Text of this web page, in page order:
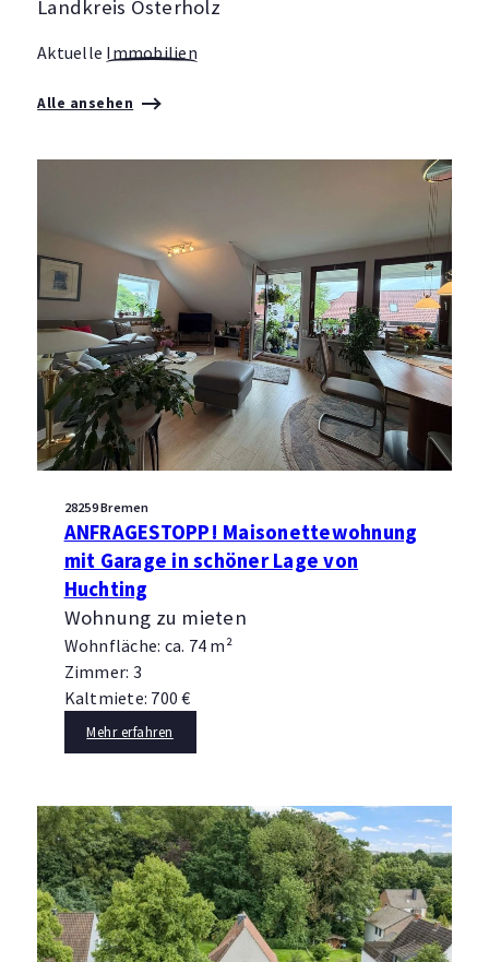
Landkreis Osterholz
Aktuelle Immobilien
Alle ansehen
28259 Bremen
ANFRAGESTOPP! Maisonettewohnung
mit Garage in schöner Lage von
Huchting
Wohnung zu mieten
Wohnfläche: ca. 74 m²
Zimmer: 3
Kaltmiete: 700 €
Mehr erfahren